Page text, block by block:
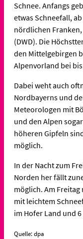
Schnee. Anfangs
etwas Schneefall,
nördlichen
(DWD). Die
den Mittelgebirgen
Alpenvorland bei
Dabei weht auch
Nordbayerns und
Meteorologen mit
und den Alpen
höheren Gipfeln
möglich.
In der Nacht zum
Norden her fällt
möglich. Am Freitag
mit leichtem
im Hofer Land und
Quelle: dpa